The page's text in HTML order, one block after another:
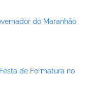
do Maranhão
de Formatura no